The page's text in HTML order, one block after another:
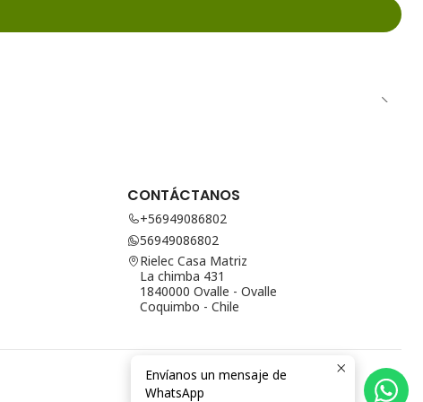
CONTÁCTANOS
+56949086802
56949086802
Rielec Casa Matriz
La chimba 431
1840000 Ovalle - Ovalle
Coquimbo - Chile
Envíanos un mensaje de
WhatsApp